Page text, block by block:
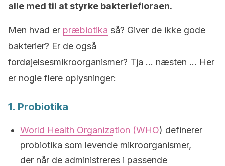
alle med til at styrke bakteriefloraen.
Men hvad er præbiotika så? Giver de ikke gode
bakterier? Er de også
fordøjelsesmikroorganismer? Tja … næsten … Her
er nogle flere oplysninger:
1. Probiotika
World Health Organization (WHO) definerer
probiotika som levende mikroorganismer,
der når de administreres i passende